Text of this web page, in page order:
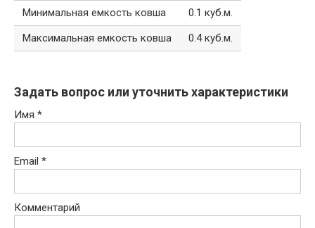
Минимальная емкость ковша
0.1 куб.м.
Максимальная емкость ковша
0.4 куб.м.
Задать вопрос или уточнить характеристики
Имя *
Email *
Комментарий